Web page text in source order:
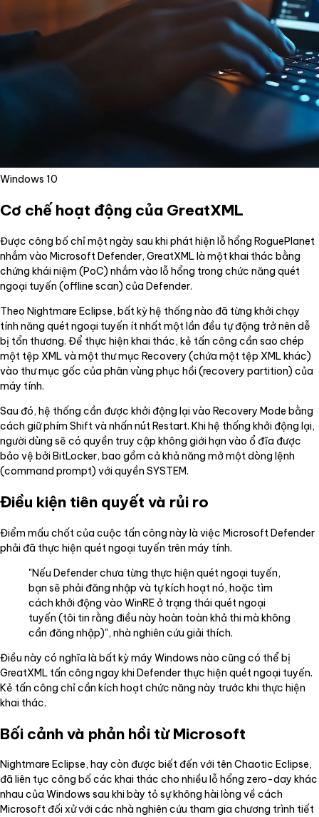
Windows 10
Cơ chế hoạt động của GreatXML
Được công bố chỉ một ngày sau khi phát hiện lỗ hổng RoguePlanet
nhắm vào Microsoft Defender, GreatXML là một khai thác bằng
chứng khái niệm (PoC) nhắm vào lỗ hổng trong chức năng quét
ngoại tuyến (offline scan) của Defender.
Theo Nightmare Eclipse, bất kỳ hệ thống nào đã từng khởi chạy
tính năng quét ngoại tuyến ít nhất một lần đều tự động trở nên dễ
bị tổn thương. Để thực hiện khai thác, kẻ tấn công cần sao chép
một tệp XML và một thư mục Recovery (chứa một tệp XML khác)
vào thư mục gốc của phân vùng phục hồi (recovery partition) của
máy tính.
Sau đó, hệ thống cần được khởi động lại vào Recovery Mode bằng
cách giữ phím Shift và nhấn nút Restart. Khi hệ thống khởi động lại,
người dùng sẽ có quyền truy cập không giới hạn vào ổ đĩa được
bảo vệ bởi BitLocker, bao gồm cả khả năng mở một dòng lệnh
(command prompt) với quyền SYSTEM.
Điều kiện tiên quyết và rủi ro
Điểm mấu chốt của cuộc tấn công này là việc Microsoft Defender
phải đã thực hiện quét ngoại tuyến trên máy tính.
"Nếu Defender chưa từng thực hiện quét ngoại tuyến,
bạn sẽ phải đăng nhập và tự kích hoạt nó, hoặc tìm
cách khởi động vào WinRE ở trạng thái quét ngoại
tuyến (tôi tin rằng điều này hoàn toàn khả thi mà không
cần đăng nhập)", nhà nghiên cứu giải thích.
Điều này có nghĩa là bất kỳ máy Windows nào cũng có thể bị
GreatXML tấn công ngay khi Defender thực hiện quét ngoại tuyến.
Kẻ tấn công chỉ cần kích hoạt chức năng này trước khi thực hiện
khai thác.
Bối cảnh và phản hồi từ Microsoft
Nightmare Eclipse, hay còn được biết đến với tên Chaotic Eclipse,
đã liên tục công bố các khai thác cho nhiều lỗ hổng zero-day khác
nhau của Windows sau khi bày tỏ sự không hài lòng về cách
Microsoft đối xử với các nhà nghiên cứu tham gia chương trình tiết